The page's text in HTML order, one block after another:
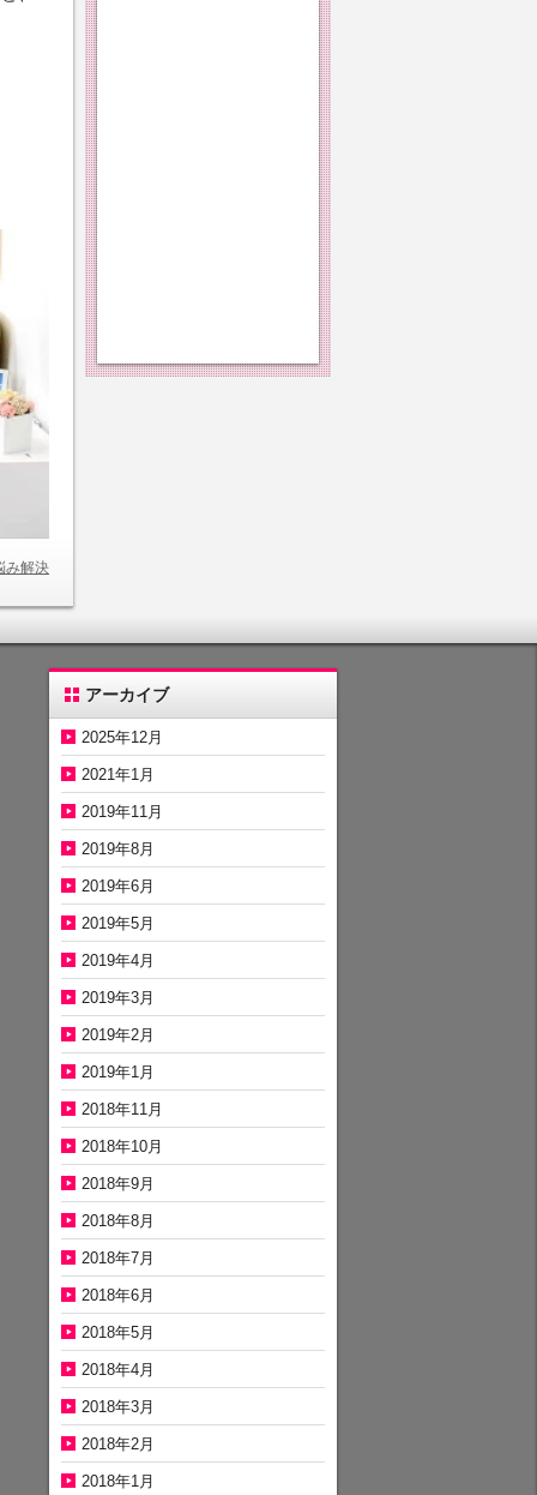
み解決
アーカイブ
2025年12月
2021年1月
2019年11月
2019年8月
2019年6月
2019年5月
2019年4月
2019年3月
2019年2月
2019年1月
2018年11月
2018年10月
2018年9月
2018年8月
2018年7月
2018年6月
2018年5月
2018年4月
2018年3月
2018年2月
2018年1月